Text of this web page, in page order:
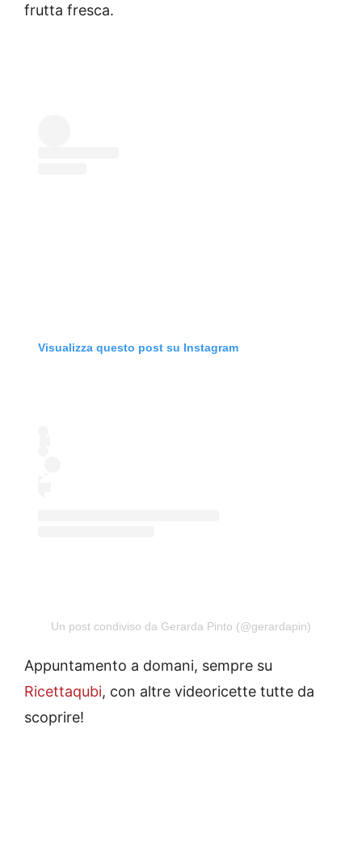
frutta fresca.
Visualizza questo post su Instagram
Un post condiviso da Gerarda Pinto (@gerardapin)
Appuntamento a domani, sempre su
Ricettaqubi, con altre videoricette tutte da
scoprire!